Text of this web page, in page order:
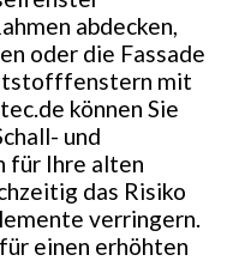
abdecken,
oder die Fassade
mit
können Sie
und
für Ihre alten
das Risiko
verringern.
einen erhöhten